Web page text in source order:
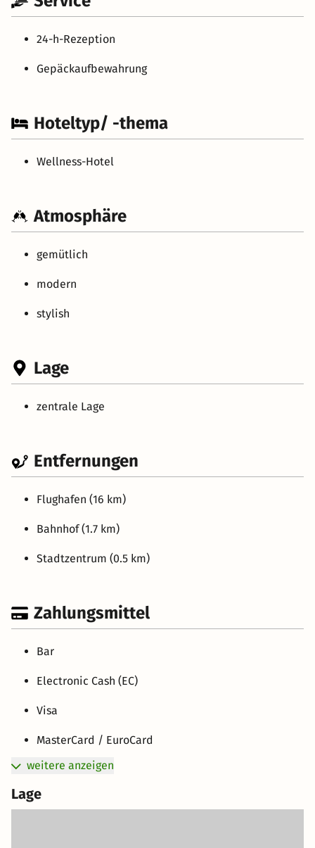
24-h-Rezeption
Gepäckaufbewahrung
Hoteltyp/ -thema
Wellness-Hotel
Atmosphäre
gemütlich
modern
stylish
Lage
zentrale Lage
Entfernungen
Flughafen (16 km)
Bahnhof (1.7 km)
Stadtzentrum (0.5 km)
Zahlungsmittel
Bar
Electronic Cash (EC)
Visa
MasterCard / EuroCard
weitere anzeigen
Lage